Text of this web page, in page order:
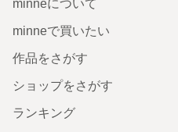
minneについて
minneで買いたい
作品をさがす
ショップをさがす
ランキング